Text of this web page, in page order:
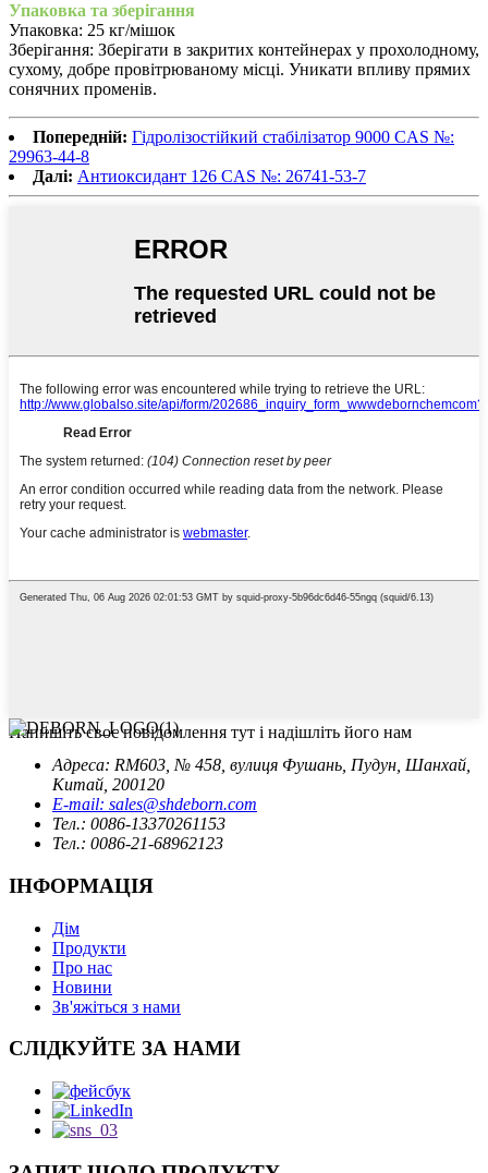
Упаковка та зберігання
Упаковка: 25 кг/мішок
Зберігання: Зберігати в закритих контейнерах у прохолодному,
сухому, добре провітрюваному місці. Уникати впливу прямих
сонячних променів.
Попередній: Гідролізостійкий стабілізатор 9000 CAS №:
29963-44-8
Далі: Антиоксидант 126 CAS №: 26741-53-7
Напишіть своє повідомлення тут і надішліть його нам
Адреса: RM603, № 458, вулиця Фушань, Пудун, Шанхай,
Китай, 200120
E-mail: sales@shdeborn.com
Тел.: 0086-13370261153
Тел.: 0086-21-68962123
ІНФОРМАЦІЯ
Дім
Продукти
Про нас
Новини
Зв'яжіться з нами
СЛІДКУЙТЕ ЗА НАМИ